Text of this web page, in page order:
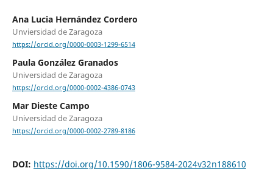
Ana Lucia Hernández Cordero
Unviersidad de Zaragoza
https://orcid.org/0000-0003-1299-6514
Paula González Granados
Universidad de Zaragoza
https://orcid.org/0000-0002-4386-0743
Mar Dieste Campo
Universidad de Zaragoza
https://orcid.org/0000-0002-2789-8186
DOI: https://doi.org/10.1590/1806-9584-2024v32n188610